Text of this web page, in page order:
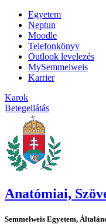
Egyetem
Neptun
Moodle
Telefonkönyv
Outlook levelezés
MySemmelweis
Karrier
Karok
Betegellátás
Anatómiai,
Semmelweis Egyetem,